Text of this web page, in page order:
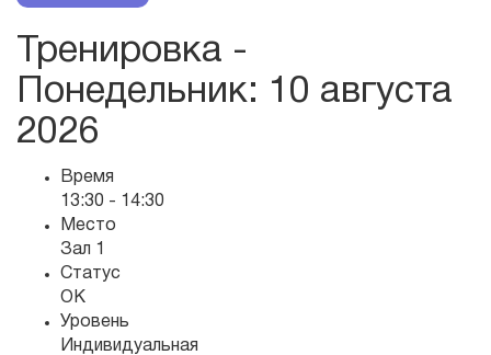
Тренировка -
Понедельник: 10 августа
2026
Время
13:30 - 14:30
Место
Зал 1
Статус
OK
Уровень
Индивидуальная